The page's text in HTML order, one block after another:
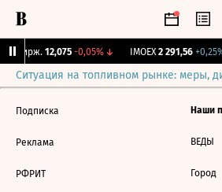
Бирж. 12,075 -0,05%↓ IMOEX 2 291,56 +0,25%
Ситуация на топливном рынке: меры,
Подписка
Реклама
РФРИТ
Наши
ВЕДЫ
Город